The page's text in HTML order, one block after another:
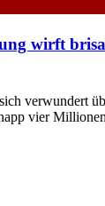
wirft
verwundert
vier